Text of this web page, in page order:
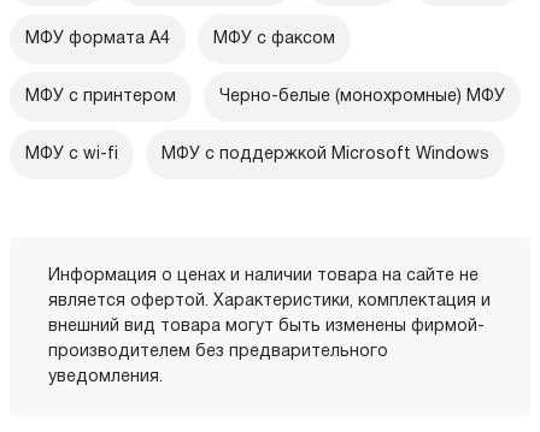
МФУ формата А4 МФУ с факсом
МФУ с принтером Черно-белые (монохромные) МФУ
МФУ c wi-fi МФУ с поддержкой Microsoft Windows
Информация о ценах и наличии товара на сайте не
является офертой. Характеристики, комплектация и
внешний вид товара могут быть изменены фирмой-
производителем без предварительного
уведомления.